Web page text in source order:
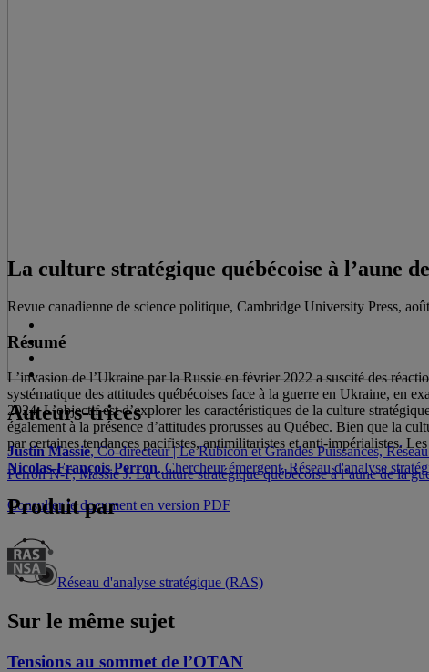
La culture stratégique québécoise à l’aune
Revue canadienne de science politique, Cambridge University Press,
Résumé
L’invasion de l’Ukraine par la Russie en février 2022 a suscité des
systématique des attitudes québécoises face à la guerre en Ukraine, en
2024. L’objectif est d’explorer les caractéristiques de la culture
également à la présence d’attitudes prorusses au Québec. Bien que la
par certaines tendances pacifistes, antimilitaristes et anti-impérialistes.
Perron N-F, Massie J. La culture stratégique québécoise à l’aune de la
Consulter le document en version PDF
Auteurs-trices
Justin Massie, Co-directeur | Le Rubicon et Grandes Puissances,
Nicolas-François Perron, Chercheur émergent, Réseau d'analyse
Produit par
Réseau d'analyse stratégique (RAS)
Sur le même sujet
Tensions au sommet de l’OTAN